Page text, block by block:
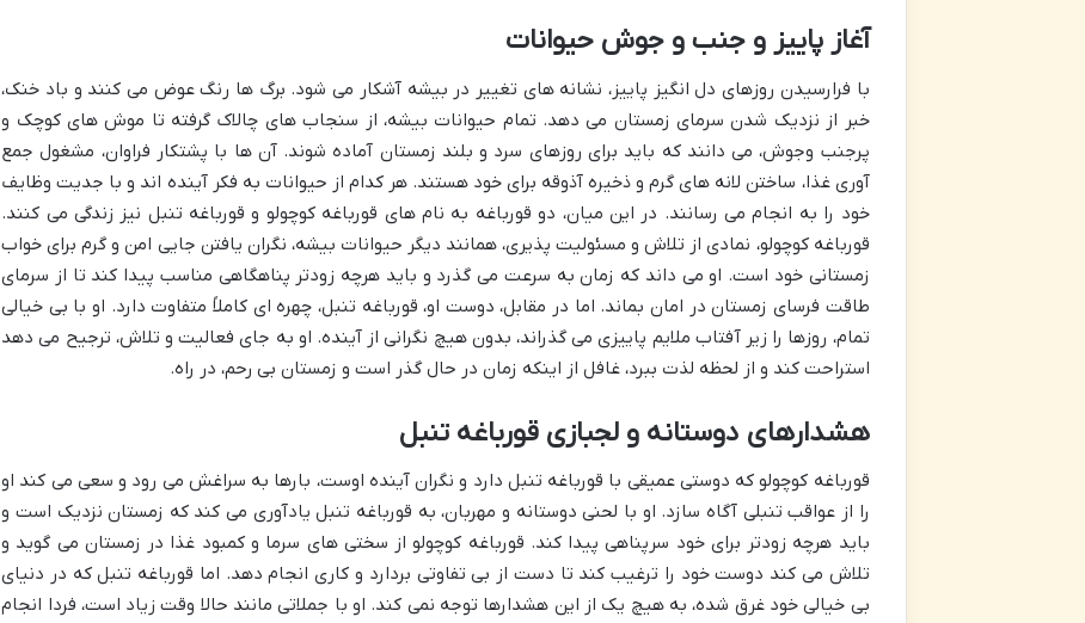
آغاز پاییز و جنب و جوش حیوانات
با فرارسیدن روزهای دل انگیز پاییز، نشانه های تغییر در بیشه آشکار می شود. برگ ها رنگ عوض می کنند و باد خنک،
خبر از نزدیک شدن سرمای زمستان می دهد. تمام حیوانات بیشه، از سنجاب های چالاک گرفته تا موش های کوچک و
پرجنب وجوش، می دانند که باید برای روزهای سرد و بلند زمستان آماده شوند. آن ها با پشتکار فراوان، مشغول جمع
آوری غذا، ساختن لانه های گرم و ذخیره آذوقه برای خود هستند. هر کدام از حیوانات به فکر آینده اند و با جدیت وظایف
خود را به انجام می رسانند. در این میان، دو قورباغه به نام های قورباغه کوچولو و قورباغه تنبل نیز زندگی می کنند.
قورباغه کوچولو، نمادی از تلاش و مسئولیت پذیری، همانند دیگر حیوانات بیشه، نگران یافتن جایی امن و گرم برای خواب
زمستانی خود است. او می داند که زمان به سرعت می گذرد و باید هرچه زودتر پناهگاهی مناسب پیدا کند تا از سرمای
طاقت فرسای زمستان در امان بماند. اما در مقابل، دوست او، قورباغه تنبل، چهره ای کاملاً متفاوت دارد. او با بی خیالی
تمام، روزها را زیر آفتاب ملایم پاییزی می گذراند، بدون هیچ نگرانی از آینده. او به جای فعالیت و تلاش، ترجیح می دهد
استراحت کند و از لحظه لذت ببرد، غافل از اینکه زمان در حال گذر است و زمستان بی رحم، در راه.
هشدارهای دوستانه و لجبازی قورباغه تنبل
قورباغه کوچولو که دوستی عمیقی با قورباغه تنبل دارد و نگران آینده اوست، بارها به سراغش می رود و سعی می کند او
را از عواقب تنبلی آگاه سازد. او با لحنی دوستانه و مهربان، به قورباغه تنبل یادآوری می کند که زمستان نزدیک است و
باید هرچه زودتر برای خود سرپناهی پیدا کند. قورباغه کوچولو از سختی های سرما و کمبود غذا در زمستان می گوید و
تلاش می کند دوست خود را ترغیب کند تا دست از بی تفاوتی بردارد و کاری انجام دهد. اما قورباغه تنبل که در دنیای
بی خیالی خود غرق شده، به هیچ یک از این هشدارها توجه نمی کند. او با جملاتی مانند حالا وقت زیاد است، فردا انجام